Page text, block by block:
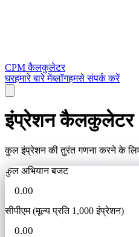
CPM कैलकुलेटर
घरहमारे बारे मेंब्लॉगहमसे संपर्क करें
इंप्रेशन कैलकुलेटर
कुल इंप्रेशन की तुरंत गणना करने के लिए
कुल अभियान बजट
सीपीएम (मूल्य प्रति 1,000 इंप्रेशन)